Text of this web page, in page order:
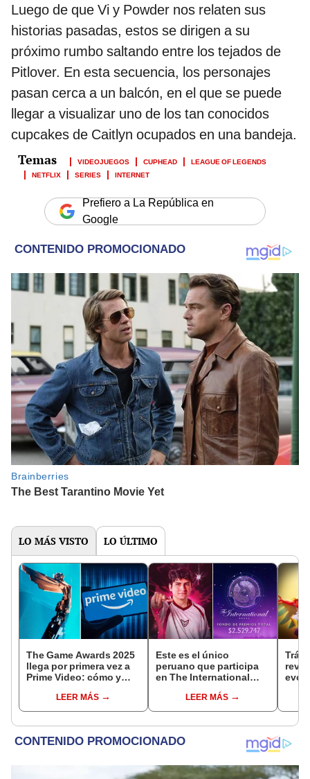
Luego de que Vi y Powder nos relaten sus
historias pasadas, estos se dirigen a su
próximo rumbo saltando entre los tejados de
Pitlover. En esta secuencia, los personajes
pasan cerca a un balcón, en el que se puede
llegar a visualizar uno de los tan conocidos
cupcakes de Caitlyn ocupados en una bandeja.
VIDEOJUEGOS CUPHEAD
LEAGUE OF LEGENDS
NETFLIX
SERIES INTERNET
Prefiero a La República en
Google
LO MÁS VISTO LO ÚLTIMO
The Game Awards 2025
llega por primera vez a
Prime Video: cómo y
LEER MÁS
Este es el único
peruano que participa
en The International
equipo Heroic
LEER MÁS